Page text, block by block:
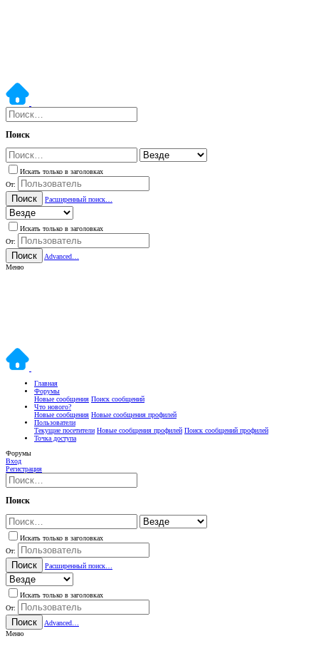
Поиск
Искать только в заголовках
От:
Поиск Расширенный поиск…
Искать только в заголовках
От:
Поиск
Advanced…
Меню
Главная
Форумы
Новые сообщения Поиск сообщений
Что нового?
Новые сообщения Новые сообщения профилей
Пользователи
Текущие посетители Новые сообщения профилей Поиск сообщений профилей
Точка доступа
Форумы
Вход
Регистрация
Поиск
Искать только в заголовках
От:
Поиск Расширенный поиск…
Искать только в заголовках
От:
Поиск
Advanced…
Меню